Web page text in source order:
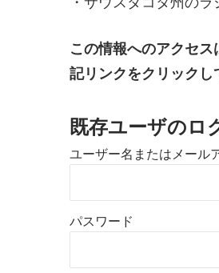
この情報へのアクセ
記リンクをクリックし
既存ユーザのロ
ユーザー名またはメール
パスワード